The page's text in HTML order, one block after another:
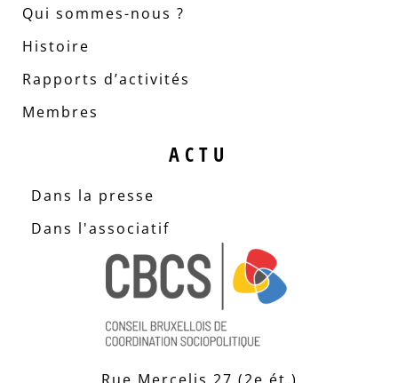
Qui sommes-nous ?
Histoire
Rapports d’activités
Membres
ACTU
Dans la presse
Dans l'associatif